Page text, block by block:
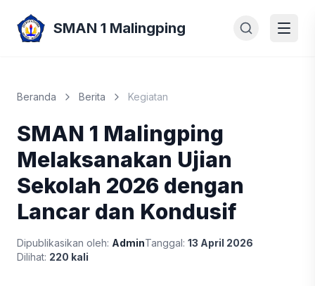
SMAN 1 Malingping
Beranda Berita Kegiatan
SMAN 1 Malingping
Melaksanakan Ujian
Sekolah 2026 dengan
Lancar dan Kondusif
Dipublikasikan oleh: AdminTanggal: 13 April 2026
Dilihat: 220 kali